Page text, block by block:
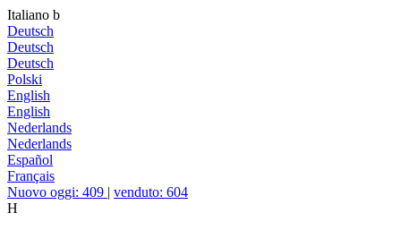
Italiano b
Deutsch
Deutsch
Deutsch
Polski
English
English
Nederlands
Nederlands
Español
Français
Nuovo oggi: 409 | venduto: 604
H